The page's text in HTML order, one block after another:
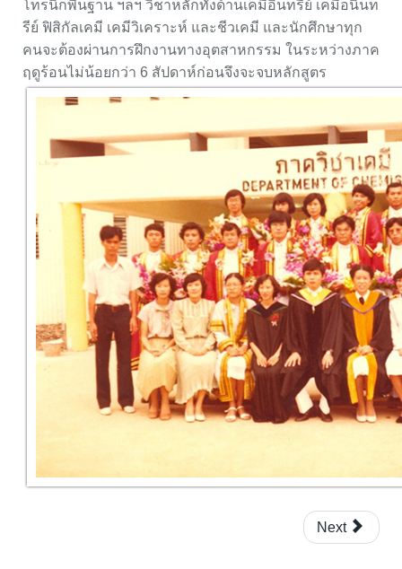
โทรนิกพื้นฐาน ฯลฯ วิชาหลักทั้งด้านเคมีอินทรีย์ เคมีอนินท
รีย์ ฟิสิกัลเคมี เคมีวิเคราะห์ และชีวเคมี และนักศึกษาทุก
คนจะต้องผ่านการฝึกงานทางอุตสาหกรรม ในระหว่างภาค
ฤดูร้อนไม่น้อยกว่า 6 สัปดาห์ก่อนจึงจะจบหลักสูตร
Next